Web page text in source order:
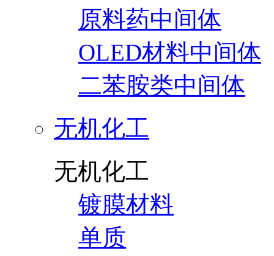
原料药中间体
OLED材料中间体
二苯胺类中间体
无机化工
无机化工
镀膜材料
单质